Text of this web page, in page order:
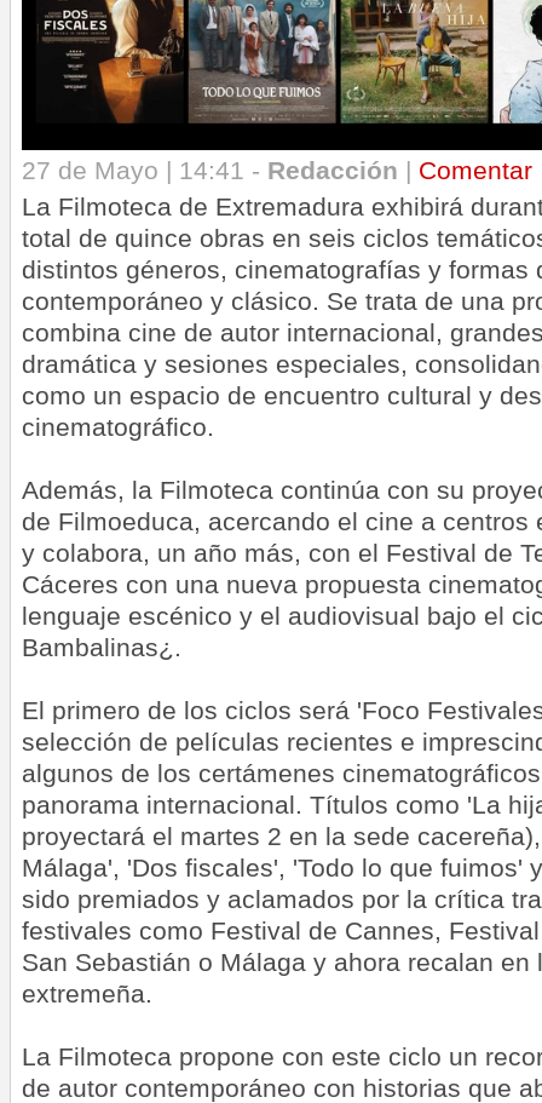
27 de Mayo | 14:41 - Redacción | Comentar
La Filmoteca de Extremadura exhibirá
total de quince obras en seis ciclos
distintos géneros, cinematografías y formas
contemporáneo y clásico. Se trata de una
combina cine de autor internacional,
dramática y sesiones especiales,
como un espacio de encuentro cultural y
cinematográfico.
Además, la Filmoteca continúa con su
de Filmoeduca, acercando el cine a centros
y colabora, un año más, con el Festival de
Cáceres con una nueva propuesta
lenguaje escénico y el audiovisual bajo el
Bambalinas¿.
El primero de los ciclos será 'Foco
selección de películas recientes e
algunos de los certámenes
panorama internacional. Títulos como 'La
proyectará el martes 2 en la sede
Málaga', 'Dos fiscales', 'Todo lo que fuimos'
sido premiados y aclamados por la crítica
festivales como Festival de Cannes,
San Sebastián o Málaga y ahora recalan en
extremeña.
La Filmoteca propone con este ciclo un
de autor contemporáneo con historias que